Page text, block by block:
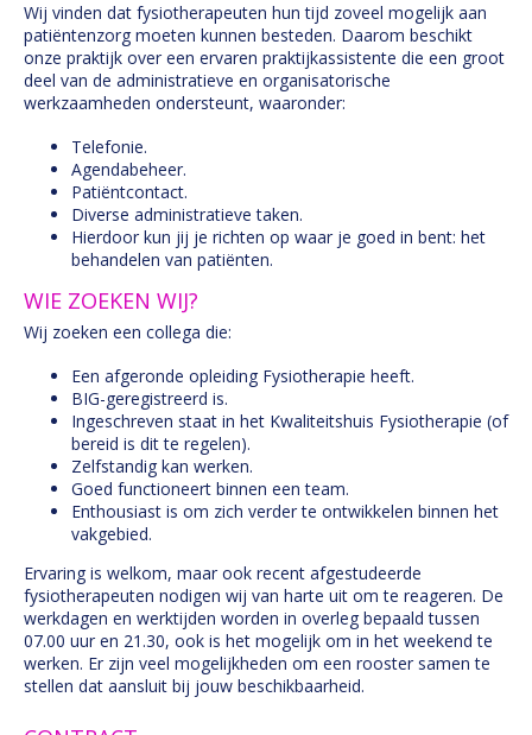
Wij vinden dat fysiotherapeuten hun tijd zoveel mogelijk aan
patiëntenzorg moeten kunnen besteden. Daarom beschikt
onze praktijk over een ervaren praktijkassistente die een groot
deel van de administratieve en organisatorische
werkzaamheden ondersteunt, waaronder:
Telefonie.
Agendabeheer.
Patiëntcontact.
Diverse administratieve taken.
Hierdoor kun jij je richten op waar je goed in bent: het
behandelen van patiënten.
WIE ZOEKEN WIJ?
Wij zoeken een collega die:
Een afgeronde opleiding Fysiotherapie heeft.
BIG-geregistreerd is.
Ingeschreven staat in het Kwaliteitshuis Fysiotherapie (of
bereid is dit te regelen).
Zelfstandig kan werken.
Goed functioneert binnen een team.
Enthousiast is om zich verder te ontwikkelen binnen het
vakgebied.
Ervaring is welkom, maar ook recent afgestudeerde
fysiotherapeuten nodigen wij van harte uit om te reageren. De
werkdagen en werktijden worden in overleg bepaald tussen
07.00 uur en 21.30, ook is het mogelijk om in het weekend te
werken. Er zijn veel mogelijkheden om een rooster samen te
stellen dat aansluit bij jouw beschikbaarheid.